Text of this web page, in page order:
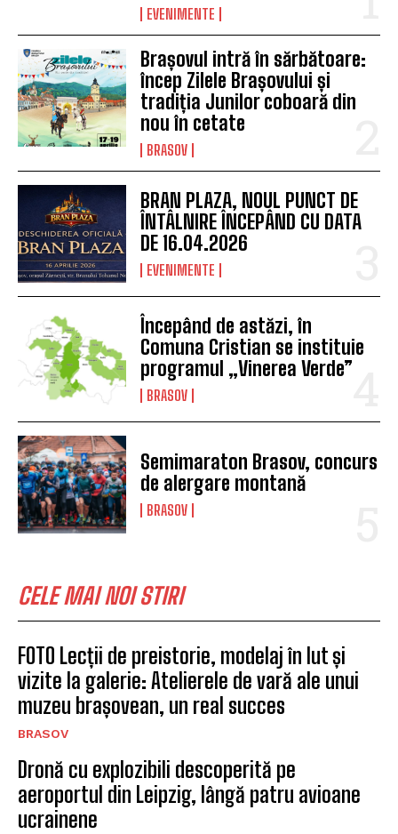
EVENIMENTE
Brașovul intră în sărbătoare:
încep Zilele Brașovului și
tradiția Junilor coboară din
nou în cetate
BRASOV
BRAN PLAZA, NOUL PUNCT DE
ÎNTÂLNIRE ÎNCEPÂND CU DATA
DE 16.04.2026
EVENIMENTE
Începând de astăzi, în
Comuna Cristian se instituie
programul „Vinerea Verde”
BRASOV
Semimaraton Brasov, concurs
de alergare montană
BRASOV
CELE MAI NOI STIRI
FOTO Lecții de preistorie, modelaj în lut și
vizite la galerie: Atelierele de vară ale unui
muzeu brașovean, un real succes
BRASOV
Dronă cu explozibili descoperită pe
aeroportul din Leipzig, lângă patru avioane
ucrainene